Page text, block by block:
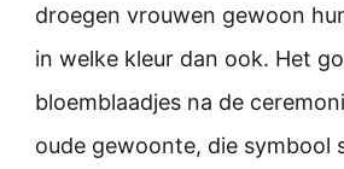
droegen vrouwen gewoon
in welke kleur dan ook. Het
bloemblaadjes na de
oude gewoonte, die symbool